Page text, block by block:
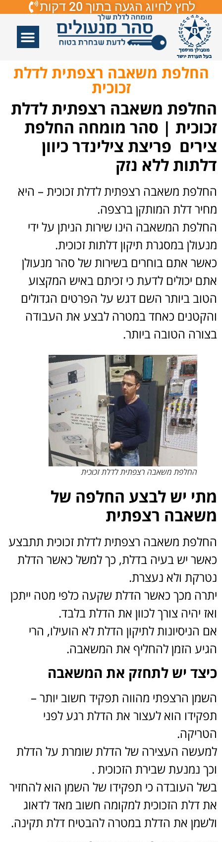
לחץ לחיוג הגעה בתוך 20 דקות
החלפת משאבה רצפתית לדלת
זכוכית
החלפת משאבה רצפתית לדלת
זכוכית | סהר מומחה החלפת
צירים פריצת צילינדר כיוון
דלתות ללא נזק
החלפת משאבה רצפתית לדלת זכוכית – היא
מחיר דלת המותקן ברצפה.
החלפת המשאבה הינו שירות הניתן על ידי
מנעולן במסגרת תיקון דלתות זכוכית.
כאשר אתם בוחרים בשירות של סהר מנעולן
אתם יכולים לדעת כי זכיתם באיש המקצוע
הטוב ביותר השם דגש על הפרטים הגדולים
והקטנים כאחד במטרה לבצע את העבודה
בצורה הטובה ביותר.
החלפת משאבה רצפתית לדלת זכוכית
מתי יש לבצע החלפה של
משאבה רצפתית
החלפת משאבה רצפתית לדלת זכוכית תתבצע
כאשר יש בעיה בדלת, כך למשל כאשר הדלת
נטרקת ולא נעצרת.
יתרה מכך כאשר הדלת שקעה כלפי מטה ייתכן
ואז יהיה צורך לכוון את הדלת בלבד.
אם הניסיונות לתיקון הדלת לא הועילו, הרי
הגיע הזמן להחליף את המשאבה.
כיצד יש לתחזק את המשאבה
השמן הרצפתי מהווה תפקיד חשוב יותר –
תפקידו הוא לעצור את הדלת רגע לפני
הטריקה.
למעשה העצירה של הדלת שומרת על הדלת
וכך נמנעת שבירת הזכוכית .
בשל העובדה כי תפקידו של השמן הוא להחזיר
את דלת הזכוכית למקומה חשוב מאד לדאוג
ולשמן את הדלת במטרה להבטיח דלת תקינה.